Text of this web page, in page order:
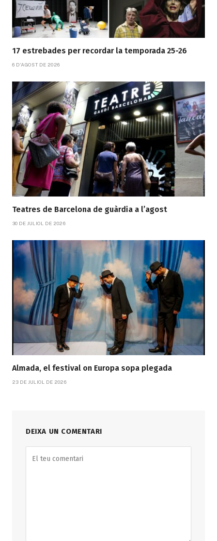
17 estrebades per recordar la temporada 25-26
6 D'AGOST DE 2026
Teatres de Barcelona de guàrdia a l’agost
30 DE JULIOL DE 2026
Almada, el festival on Europa sopa plegada
23 DE JULIOL DE 2026
DEIXA UN COMENTARI